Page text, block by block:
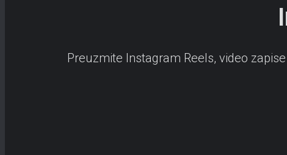
Preuzmite Instagram Reels, video